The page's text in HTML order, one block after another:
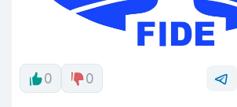
0 0